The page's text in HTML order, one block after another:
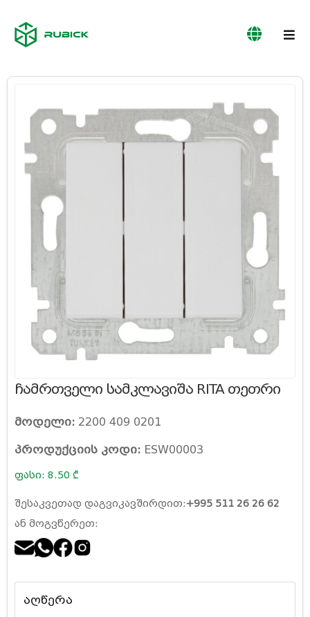
სერვისები
ჩვენს
შესახებ
ჩამრთველი სამკლავიშა RITA თეთრი
მოდელი: 2200 409 0201
პროდუქციის კოდი: ESW00003
ფასი: 8.50 ₾
შესაკვეთად დაგვიკავშირდით:+995 511 26 26 62
ან მოგვწერეთ:
აღწერა